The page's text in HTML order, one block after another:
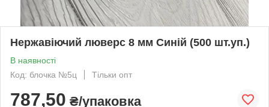
Нержавіючий люверс 8 мм Синій (500 шт.уп.)
В наявності
Код: блочка №5ц
Тільки опт
787,50 ₴/упаковка